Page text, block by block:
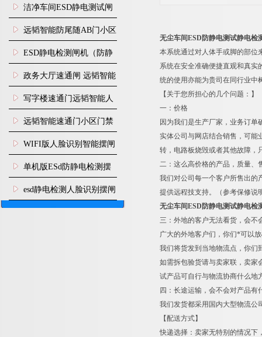
闸安装
洁净车间ESD静电测试闸
机
远韬智能防尾随AB门小区
门禁闸机安装
​ESD静电检测闸机（防静
电门禁通道系统）
政务大厅速通闸 远韬智能
防尾随静音速通门
写字楼速通门远韬智能人
脸识别快速通道闸
远韬智能速通门小区门禁
闸机食堂消费摆闸
WIFI版人脸识别智能摆闸
机
单机版ESd防静电检测摆
闸机
esd静电检测人脸识别摆闸
安装
无尘车间ESD防静电测试静电检
本系统通过对人体手或脚的部位
系统在安全准确便捷直观和真实
统的使用亦能为贵司在同行业中
【关于您所担心的几个问题：】
一：价格
因为我们是生产厂家，业务订
实体公司与网店结合销售，可能
转，电路板烧毁或者其他故障，
二：这么高价格的产品，质量、
我们对公司每一个客户所售出的
提供远程技支持。（参考保修说
无尘车间ESD防静电测试静电检
三：外地的客户无法看货，会不
广大的外地客户们，你们*可以
我们将货发到当地物流点，你们
如需拆包验货请与卖家联，卖家
试产品可自行与物流协商什么地
四：长途运输，会不会对产品有
我们发货都采用国内大型物流公
【配送方式】
快递选择：卖家无特别的情况下